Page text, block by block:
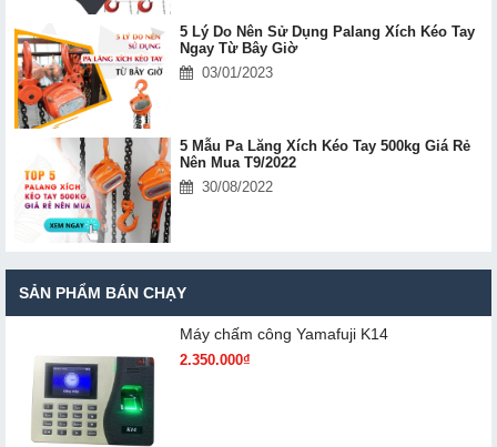
5 Lý Do Nên Sử Dụng Palang Xích Kéo Tay
Ngay Từ Bây Giờ
03/01/2023
5 Mẫu Pa Lăng Xích Kéo Tay 500kg Giá Rẻ
Nên Mua T9/2022
30/08/2022
SẢN PHẨM BÁN CHẠY
Máy chấm cô​ng Yamafuji K14
2.350.000₫